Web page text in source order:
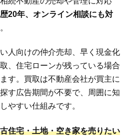
20年、オンライン相談にも対
人向けの仲介売却、早く現金化
、住宅ローンが残っている場合
す。買取は不動産会社が買主に
す広告期間が不要で、周囲に知
やすい仕組みです。
住宅・土地・空き家を売りたい